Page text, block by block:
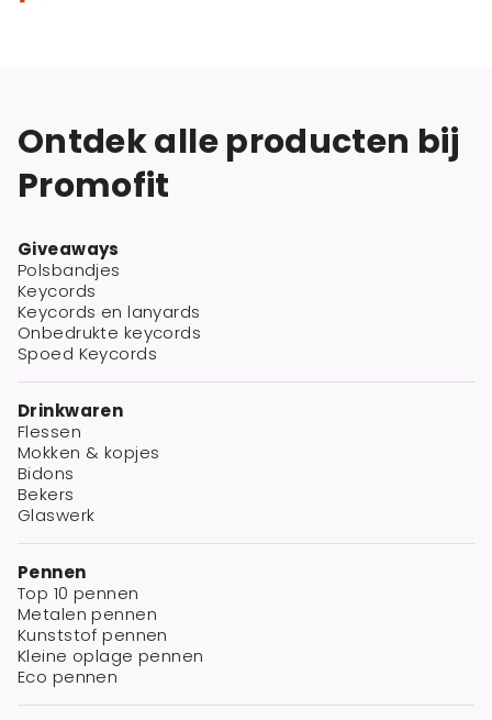
Ontdek alle producten bij
Promofit
Giveaways
Polsbandjes
Keycords
Keycords en lanyards
Onbedrukte keycords
Spoed Keycords
Drinkwaren
Flessen
Mokken & kopjes
Bidons
Bekers
Glaswerk
Pennen
Top 10 pennen
Metalen pennen
Kunststof pennen
Kleine oplage pennen
Eco pennen